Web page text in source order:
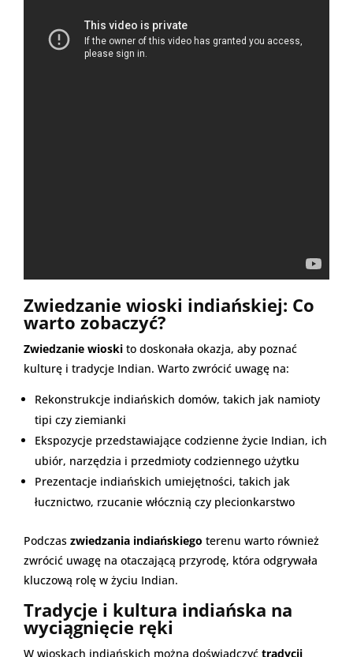
Zwiedzanie wioski indiańskiej: Co
warto zobaczyć?
Zwiedzanie wioski to doskonała okazja, aby poznać
kulturę i tradycje Indian. Warto zwrócić uwagę na:
Rekonstrukcje indiańskich domów, takich jak namioty
tipi czy ziemianki
Ekspozycje przedstawiające codzienne życie Indian, ich
ubiór, narzędzia i przedmioty codziennego użytku
Prezentacje indiańskich umiejętności, takich jak
łucznictwo, rzucanie włócznią czy plecionkarstwo
Podczas zwiedzania indiańskiego terenu warto również
zwrócić uwagę na otaczającą przyrodę, która odgrywała
kluczową rolę w życiu Indian.
Tradycje i kultura indiańska na
wyciągnięcie ręki
W wioskach indiańskich można doświadczyć tradycji